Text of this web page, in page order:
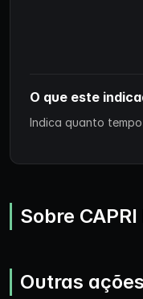
O que este
Indica quanto
Sobre CAPRI
Outras